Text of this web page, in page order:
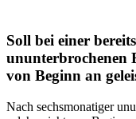
Soll bei einer
ununterbrochenen
von Beginn an
Nach sechsmonatiger